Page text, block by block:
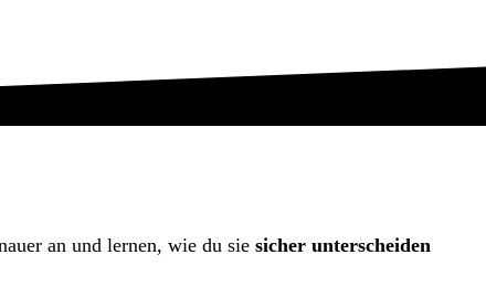
an und lernen, wie du sie sicher unterscheiden